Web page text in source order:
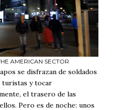
AMERICAN SECTOR
se disfrazan de soldados
turistas y tocar
el trasero de las
Pero es de noche: unos